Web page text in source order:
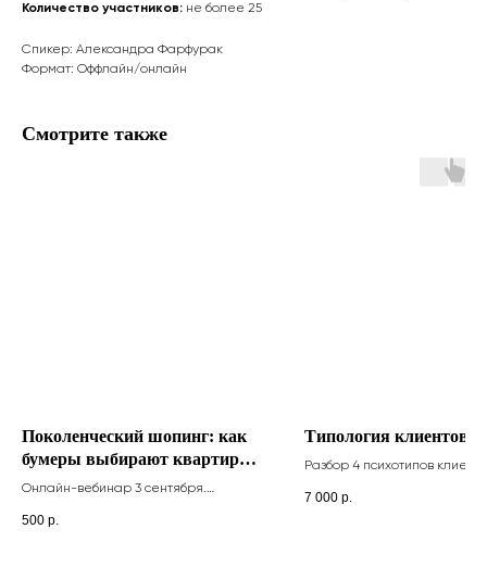
Количество участников: не более 25
Спикер: Александра Фарфурак
Формат: Оффлайн/онлайн
Смотрите также
Поколенческий шопинг: как
бумеры выбирают квартиры,
а зумеры TikTok-уголки
Онлайн-вебинар 3 сентября.
совершают покупки недвижимости и
500 р.
Типология клиентов
Разбор 4 психотипов
7 000 р.